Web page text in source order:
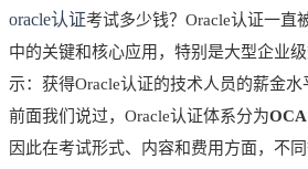
oracle认证考试多少钱？Oracle认证一直
中的关键和核心应用，特别是大型企业
示：获得Oracle认证的技术人员的薪金
前面我们说过，Oracle认证体系分为OCA
因此在考试形式、内容和费用方面，不